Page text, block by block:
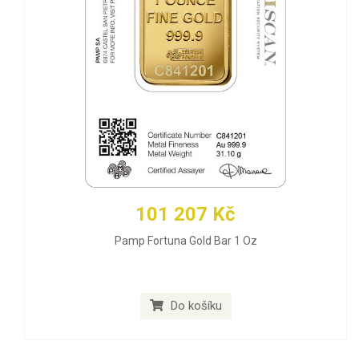
101 207 Kč
Pamp Fortuna Gold Bar 1 Oz
Do košíku